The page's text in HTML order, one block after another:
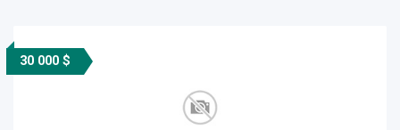
30 000 $